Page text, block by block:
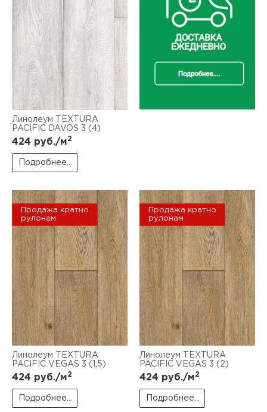
Линолеум TEXTURA
PACIFIC DAVOS 3 (4)
424 руб./м2
Подробнее...
Продажа кратно
рулонам
Линолеум TEXTURA
PACIFIC VEGAS 3 (1,5)
424 руб./м2
Подробнее...
Продажа кратно
рулонам
Линолеум TEXTURA
PACIFIC VEGAS 3 (2)
424 руб./м2
Подробнее...